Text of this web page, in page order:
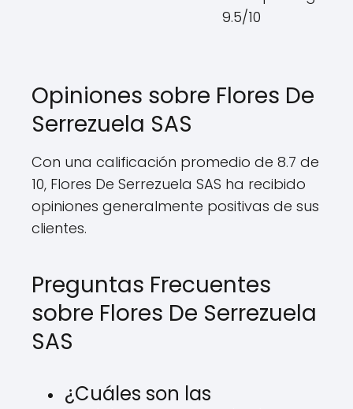
9.5/10
Opiniones sobre Flores De
Serrezuela SAS
Con una calificación promedio de 8.7 de
10, Flores De Serrezuela SAS ha recibido
opiniones generalmente positivas de sus
clientes.
Preguntas Frecuentes
sobre Flores De Serrezuela
SAS
¿Cuáles son las